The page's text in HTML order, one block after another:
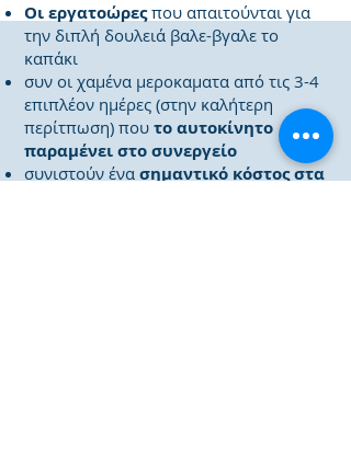
Οι εργατοώρεςπου απαιτούνται για
την διπλή δουλειά βαλε-βγαλε το
καπάκι
συν οι χαμένα μεροκαματα από τις 3-4
επιπλέον ημέρες (στην καλήτερη
περίτπωση) που το αυτοκίνητο
παραμένει στο συνεργείο
συνιστούν ένα σημαντικό κόστος στα